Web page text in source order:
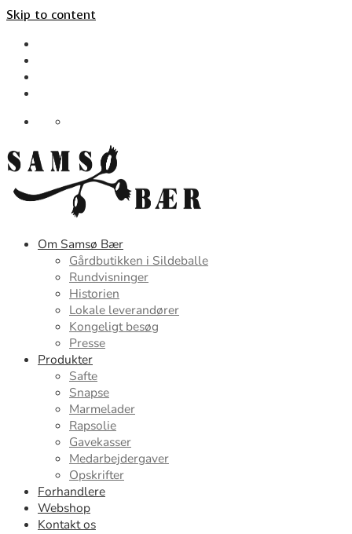
Skip to content
Om Samsø Bær
Gårdbutikken i Sildeballe
Rundvisninger
Historien
Lokale leverandører
Kongeligt besøg
Presse
Produkter
Safte
Snapse
Marmelader
Rapsolie
Gavekasser
Medarbejdergaver
Opskrifter
Forhandlere
Webshop
Kontakt os